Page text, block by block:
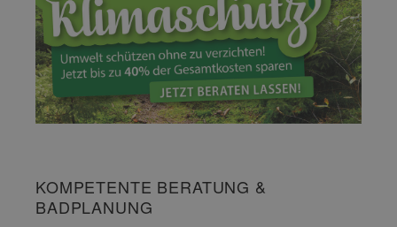
KOMPETENTE BERATUNG &
BADPLANUNG